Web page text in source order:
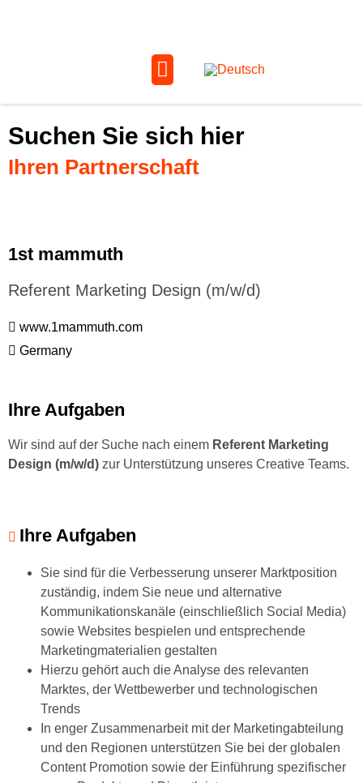
Suchen Sie sich hier
Ihren Partnerschaft
1st mammuth
Referent Marketing Design (m/w/d)
www.1mammuth.com
Germany
Ihre Aufgaben
Wir sind auf der Suche nach einem Referent Marketing
Design (m/w/d) zur Unterstützung unseres Creative Teams.
Ihre Aufgaben
Sie sind für die Verbesserung unserer Marktposition
zuständig, indem Sie neue und alternative
Kommunikationskanäle (einschließlich Social Media)
sowie Websites bespielen und entsprechende
Marketingmaterialien gestalten
Hierzu gehört auch die Analyse des relevanten
Marktes, der Wettbewerber und technologischen
Trends
In enger Zusammenarbeit mit der Marketingabteilung
und den Regionen unterstützen Sie bei der globalen
Content Promotion sowie der Einführung spezifischer